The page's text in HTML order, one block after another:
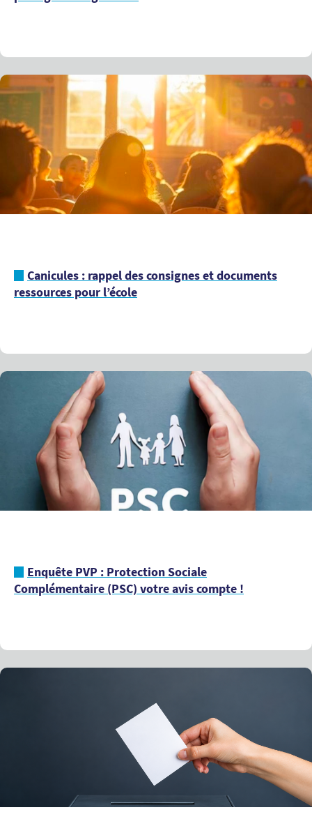
Canicules : rappel des consignes et documents
ressources pour l’école
Enquête PVP : Protection Sociale
Complémentaire (PSC) votre avis compte !